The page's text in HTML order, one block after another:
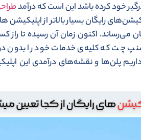
خود کرده باشد این است که درآمد
رایگان بسیار بالاتر از
می‌رساند. اکنون زمان آن رسیده تا
چت که کلیه‌ی خدمات خود را بدون
پلن‌ها و نقشه‌های درآمدی این